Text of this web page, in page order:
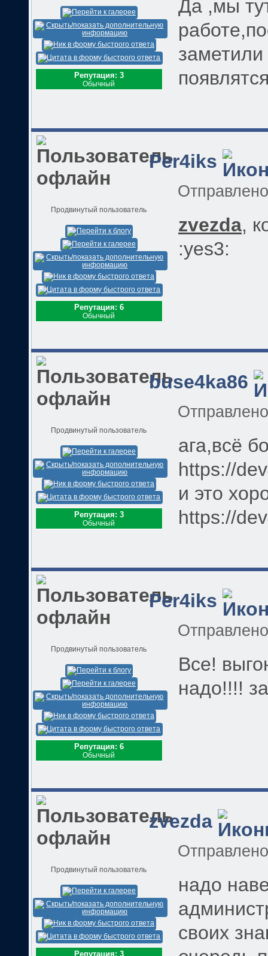
Репутация: 3
Обычный
Да ,мы
Per4iks
Продвинутый пользователь
Репутация: 6
Обычный
zvezda,
:yes3:
buse4ka86
Продвинутый пользователь
Репутация: 3
Обычный
ага,всё
https://
и это
https://
Per4iks
Продвинутый пользователь
Репутация: 6
Обычный
Все!
надо!!!!
zvezda
Продвинутый пользователь
Репутация: 3
надо
своих